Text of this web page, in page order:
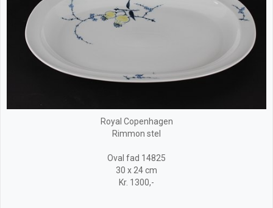
Royal Copenhagen
Rimmon stel
Oval fad 14825
30 x 24 cm
Kr. 1300,-